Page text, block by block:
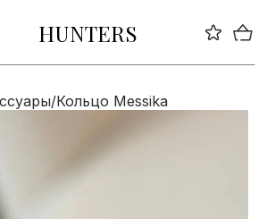
HUNTERS
/Кольцо Messika